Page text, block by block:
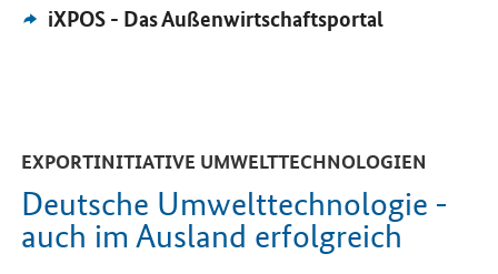
Externes
Angebot:
iXPOS - Das Außenwirtschaftsportal
EXPORTINITIATIVE UMWELTTECHNOLOGIEN
Deutsche Umwelttechnologie -
auch im Ausland erfolgreich